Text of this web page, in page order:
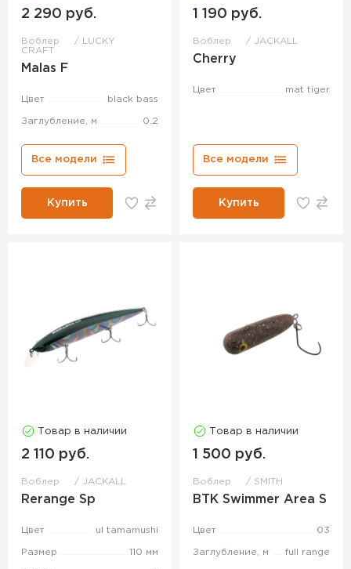
2 290 руб.
Воблер
LUCKY
CRAFT
Malas F
Цвет black bass
Заглубление, м 0.2
Все модели
Купить
1 190 руб.
Воблер JACKALL
Cherry
Цвет mat tiger
Все модели
Купить
Товар в наличии
2 110 руб.
Воблер JACKALL
Rerange Sp
Цвет ul tamamushi
Размер 110 мм
Товар в наличии
1 500 руб.
Воблер SMITH
BTK Swimmer Area S
Цвет 03
Заглубление, м full range